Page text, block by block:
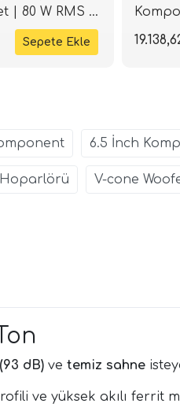
| 80 W RMS /
| SPLHIFI
Ohm |
6.5 İnch
Hoparlörü V-cone
dB) ve temiz sahne
ve yüksek akılı ferrit